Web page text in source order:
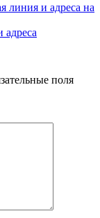
линия и адреса на
адреса
поля